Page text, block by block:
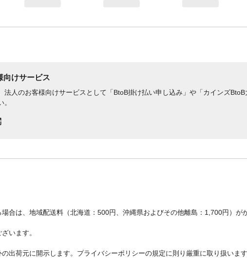
向けサービス
法人のお客様向けサービスとして「BtoB掛け払い申し込み」や「カインズ
合は、地域配送料（北海道：500円、沖縄県およびその他離島：1,700円）
います。
出荷元に開示します。プライバシーポリシーの規定に則り厳重に取り扱います